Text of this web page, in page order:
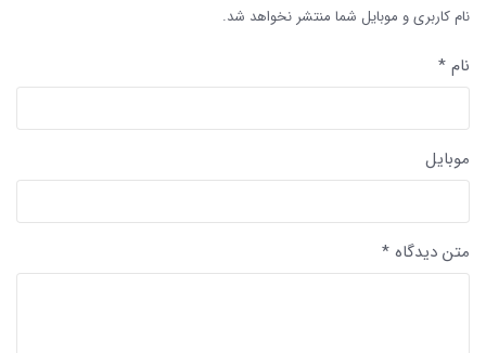
نام کاربری و موبایل شما منتشر نخواهد شد.
نام *
موبایل
متن دیدگاه *